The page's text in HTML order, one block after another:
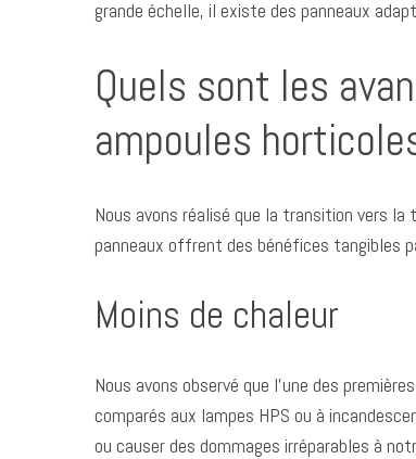
grande échelle, il existe des panneaux
Quels sont les
ampoules
Nous avons réalisé que la transition vers
panneaux offrent des bénéfices tangibles
Moins de chaleur
Nous avons observé que l’une des
comparés aux lampes HPS ou à
ou causer des dommages irréparables à
e
c
r
: